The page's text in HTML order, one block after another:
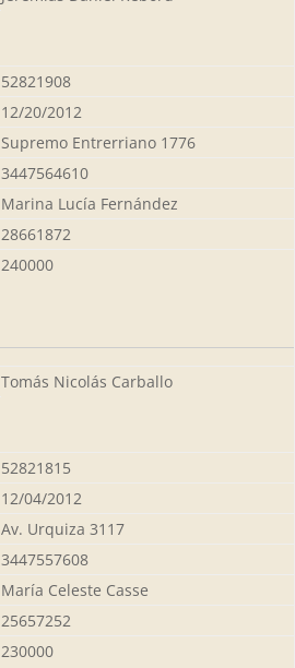
52821908
12/20/2012
Supremo Entrerriano 1776
3447564610
Marina Lucía Fernández
28661872
240000
Tomás Nicolás Carballo
52821815
12/04/2012
Av. Urquiza 3117
3447557608
María Celeste Casse
25657252
230000